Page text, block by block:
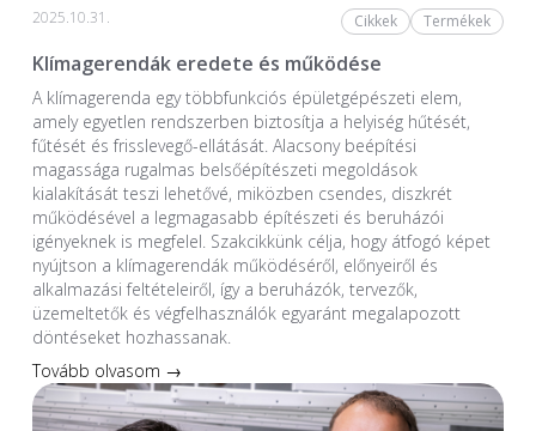
2025.10.31. Cikkek Termékek
Klímagerendák eredete és működése
A klímagerenda egy többfunkciós épületgépészeti elem,
amely egyetlen rendszerben biztosítja a helyiség hűtését,
fűtését és frisslevegő-ellátását. Alacsony beépítési
magassága rugalmas belsőépítészeti megoldások
kialakítását teszi lehetővé, miközben csendes, diszkrét
működésével a legmagasabb építészeti és beruházói
igényeknek is megfelel. Szakcikkünk célja, hogy átfogó képet
nyújtson a klímagerendák működéséről, előnyeiről és
alkalmazási feltételeiről, így a beruházók, tervezők,
üzemeltetők és végfelhasználók egyaránt megalapozott
döntéseket hozhassanak.
Tovább olvasom →